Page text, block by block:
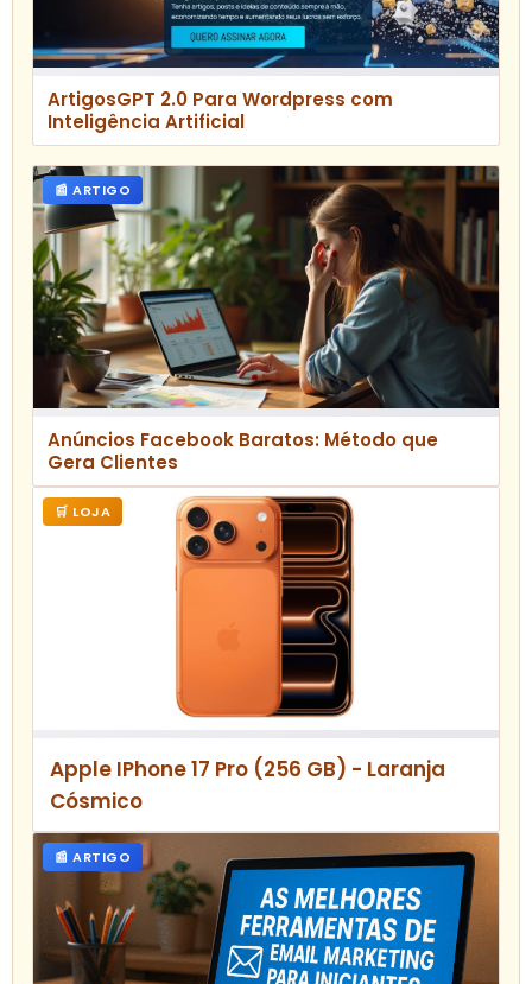
ArtigosGPT 2.0 Para Wordpress com
Inteligência Artificial
📰 ARTIGO
Anúncios Facebook Baratos: Método que
Gera Clientes
🛒 LOJA
Apple IPhone 17 Pro (256 GB) - Laranja
Cósmico
📰 ARTIGO